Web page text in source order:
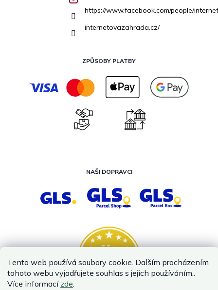
Tento web používá soubory cookie. Dalším procházením
tohoto webu vyjadřujete souhlas s jejich používáním..
Více informací zde.
https://www.facebook.com/people/
internetovazahrada.cz/
ZPŮSOBY PLATBY
NAŠI DOPRAVCI